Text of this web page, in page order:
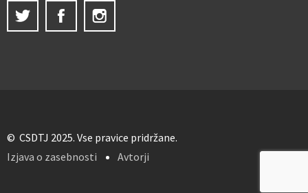
Twitter
Facebook
© CSDTJ 2025. Vse pravice pridržane.
Izjava o zasebnosti
Avtorji